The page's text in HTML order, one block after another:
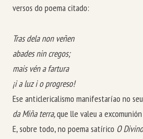
versos do poema citado:
Tras dela non veñen
abades nin cregos;
mais vén a fartura
¡i a luz i o progreso!
Ese anticlericalismo manifestaríao no
da Miña terra,que lle valeu a
E, sobre todo, no poema satírico O